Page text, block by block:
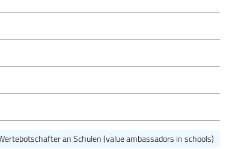
an Schulen (value ambassadors in schools)